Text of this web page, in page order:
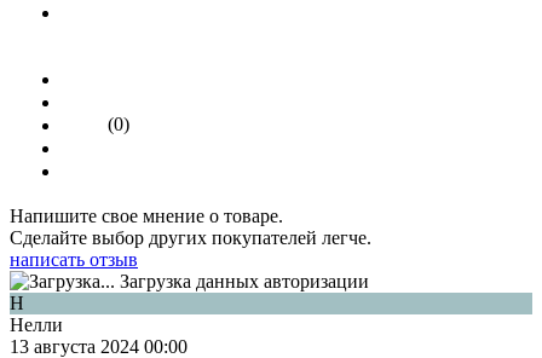
(0)
Напишите свое мнение о товаре.
Сделайте выбор других покупателей легче.
написать отзыв
Загрузка данных авторизации
Н
Нелли
13 августа 2024 00:00